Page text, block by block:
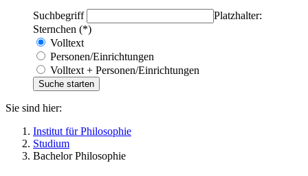
Suchbegriff
Platzhalter:
Sternchen (*)
Volltext
Personen/Einrichtungen
Volltext + Personen/Einrichtungen
Sie sind hier:
Institut für Philosophie
Studium
Bachelor Philosophie